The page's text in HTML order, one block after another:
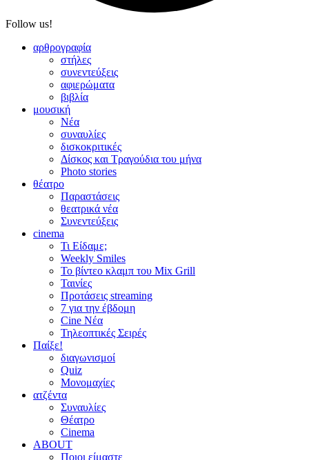
Follow us!
αρθρογραφία
στήλες
συνεντεύξεις
αφιερώματα
βιβλία
μουσική
Νέα
συναυλίες
δισκοκριτικές
Δίσκος και Τραγούδια του μήνα
Photo stories
θέατρο
Παραστάσεις
θεατρικά νέα
Συνεντεύξεις
cinema
Τι Είδαμε;
Weekly Smiles
Το βίντεο κλαμπ του Mix Grill
Ταινίες
Προτάσεις streaming
7 για την έβδομη
Cine Νέα
Τηλεοπτικές Σειρές
Παίξε!
διαγωνισμοί
Quiz
Μονομαχίες
ατζέντα
Συναυλίες
Θέατρο
Cinema
ABOUT
Ποιοι είμαστε